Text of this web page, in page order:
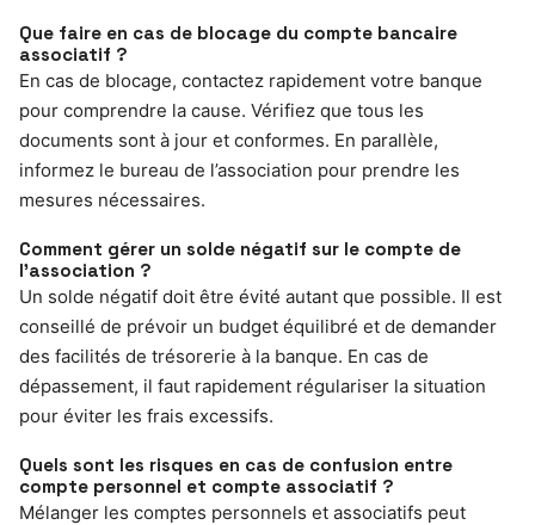
Que faire en cas de blocage du compte bancaire
associatif ?
En cas de blocage, contactez rapidement votre banque
pour comprendre la cause. Vérifiez que tous les
documents sont à jour et conformes. En parallèle,
informez le bureau de l’association pour prendre les
mesures nécessaires.
Comment gérer un solde négatif sur le compte de
l’association ?
Un solde négatif doit être évité autant que possible. Il est
conseillé de prévoir un budget équilibré et de demander
des facilités de trésorerie à la banque. En cas de
dépassement, il faut rapidement régulariser la situation
pour éviter les frais excessifs.
Quels sont les risques en cas de confusion entre
compte personnel et compte associatif ?
Mélanger les comptes personnels et associatifs peut